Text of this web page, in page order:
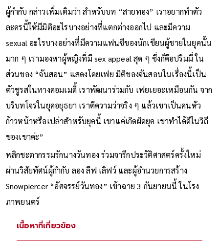
ผู้กำกับ กล่าวเพิ่มเติมว่า สำหรับบท “สายทอง” เราอยากทำตัว
ละครนี้ให้มีมิติอะไรบางอย่างที่แตกต่างออกไป และมีความ
sexual อะไรบางอย่างที่มีความแฟนซีของนักเขียนผู้ชายในยุคนั้น
มาก ๆ เรามองหาผู้หญิงที่มี sex appeal สุด ๆ ซึ่งก็คือปริมมี่ ใน
ส่วนของ “จันสอน” แสดงโดยเฟย มิติของจันสอนในเรื่องนี้เป็น
ตัวชูรสในทางคอมเมดี้ เราพัฒนาร่วมกับ เฟยเยอะเหมือนกัน จาก
บริบทโจรในยุคอยุธยา เราตีความว่าจริง ๆ แล้วเขาเป็นคนหัว
ก้าวหน้าหรือเปล่าสำหรับยุคนี้ เขาแค่เกิดผิดยุค เขาทำได้ดีในวิถี
ของเขาค่ะ”
พลิกชะตากรรมรักนางวันทอง ร่วมจารึกประวัติศาสตร์ครั้งใหม่
ผ่านวิสัยทัศน์ผู้กำกับ ลอง ลีฟ เลิฟว์ และผู้อำนวยการสร้าง
Snowpiercer “อัศจรรย์วันทอง” เข้าฉาย 3 กันยายนนี้ ในโรง
ภาพยนตร์
เนื้อหาที่เกี่ยวข้อง